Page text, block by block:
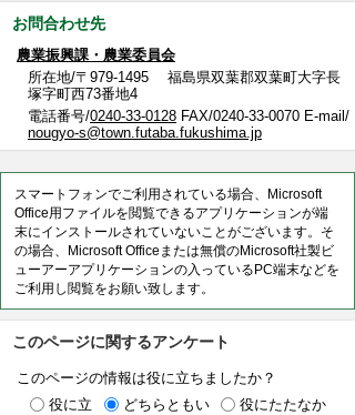
お問合わせ先
農業振興課・農業委員会
所在地/〒979-1495 福島県双葉郡双葉町大字長
塚字町西73番地4
電話番号/0240-33-0128 FAX/0240-33-0070 E-mail/
nougyo-s@town.futaba.fukushima.jp
スマートフォンでご利用されている場合、Microsoft
Office用ファイルを閲覧できるアプリケーションが端
末にインストールされていないことがございます。そ
の場合、Microsoft Officeまたは無償のMicrosoft社製ビ
ューアーアプリケーションの入っているPC端末などを
ご利用し閲覧をお願い致します。
このページに関するアンケート
このページの情報は役に立ちましたか？
役に立
どちらともい
役にたたなか